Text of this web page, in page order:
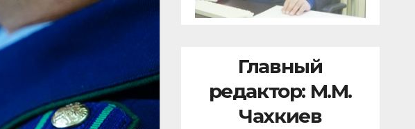
Главный
редактор: М.М.
Чахкиев